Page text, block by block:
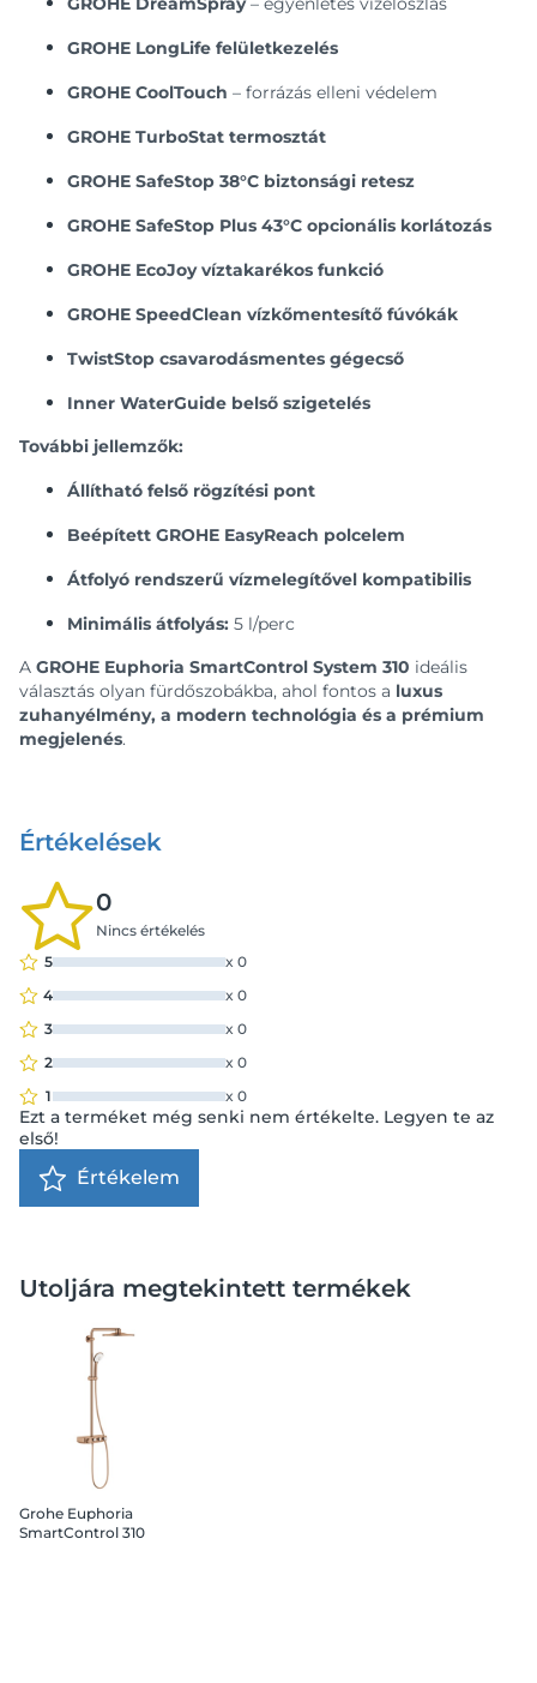
GROHE LongLife felületkezelés
GROHE CoolTouch – forrázás elleni védelem
GROHE TurboStat termosztát
GROHE SafeStop 38°C biztonsági retesz
GROHE SafeStop Plus 43°C opcionális korlátozás
GROHE EcoJoy víztakarékos funkció
GROHE SpeedClean vízkőmentesítő fúvókák
TwistStop csavarodásmentes gégecső
Inner WaterGuide belső szigetelés
További jellemzők:
Állítható felső rögzítési pont
Beépített GROHE EasyReach polcelem
Átfolyó rendszerű vízmelegítővel kompatibilis
Minimális átfolyás: 5 l/perc
A GROHE Euphoria SmartControl System 310 ideális
választás olyan fürdőszobákba, ahol fontos a luxus
zuhanyélmény, a modern technológia és a prémium
megjelenés.
Értékelések
0
Nincs értékelés
5
x 0
4
x 0
3
x 0
2
x 0
1
x 0
Ezt a terméket még senki nem értékelte. Legyen te az
első!
Értékelem
Utoljára megtekintett termékek
Grohe Euphoria
SmartControl 310